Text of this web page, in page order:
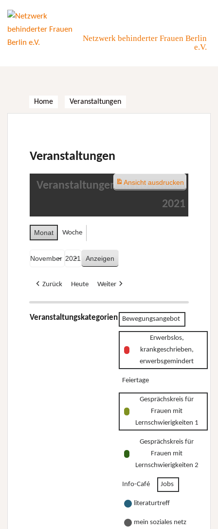
content
Netzwerk behinderter Frauen Berlin
e.V.
Home Veranstaltungen
Veranstaltungen
Veranstaltungen im November
2021
Monat Woche
Zurück Heute Weiter
Veranstaltungskategorien Bewegungsangebot
Erwerbslos,
krankgeschrieben,
erwerbsgemindert
Feiertage
Gesprächskreis für
Frauen mit
Lernschwierigkeiten 1
Gesprächskreis für
Frauen mit
Lernschwierigkeiten 2
Info-Café Jobs
literaturtreff
mein soziales netz
Ansichtausdrucken